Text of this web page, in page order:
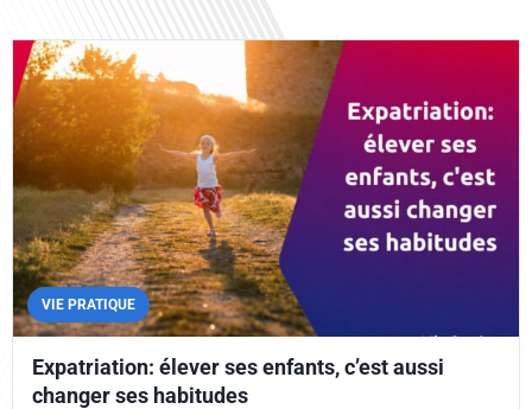
VIE PRATIQUE
Expatriation: élever ses enfants, c’est aussi
changer ses habitudes